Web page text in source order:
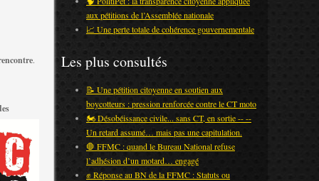
.
aux pétitions de l’Assemblée nationale
📈 Une perte totale de cohérence gouvernementale
Les plus consultés
📝 Une pétition citoyenne en soutien aux
boycotteurs : pression renforcée contre le CT moto
🏍️ Désobéissance civile... sans CT, en sortie -- --
Un retard assumé… mais pas une capitulation.
🛑 FFMC : quand le Bureau National refuse
l’adhésion d’un motard… engagé
✊ Réponse au BN de la FFMC : Statuts ou